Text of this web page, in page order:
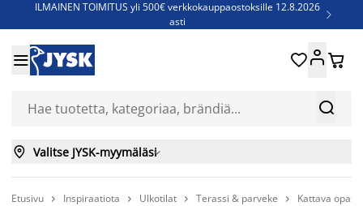
ILMAINEN TOIMITUS yli 500€ verkkokauppaostoksille 12.8.2026
asti

Jenkkisänkyjä - Säästä jopa 60%


 
 Valitse JYSK-myymäläsi
Etusivu  Inspiraatiota  Ulkotilat  Terassi & parveke  Kattava opas